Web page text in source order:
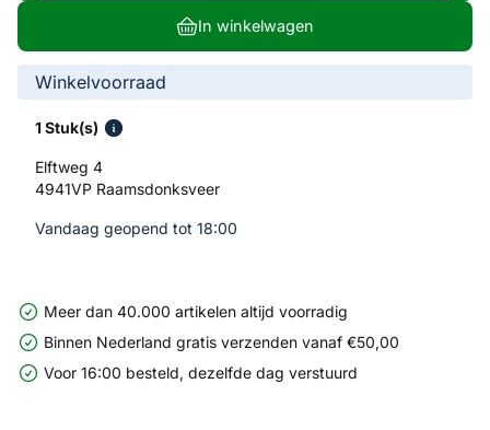
In winkelwagen
Winkelvoorraad
1 Stuk(s)
Elftweg 4
4941VP Raamsdonksveer
Vandaag geopend tot 18:00
Meer dan 40.000 artikelen altijd voorradig
Binnen Nederland gratis verzenden vanaf €50,00
Voor 16:00 besteld, dezelfde dag verstuurd